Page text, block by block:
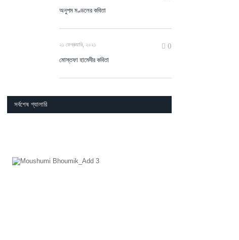
অনুপম মণ্ডলের কবিতা
২১ ফেব্রুয়ারি, ২০২১ 0
মোস্তফা হামেদীর কবিতা
সর্বশেষ গ্যালারি